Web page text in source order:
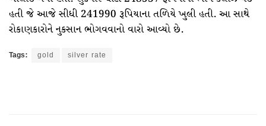
હતી જે આજે સીધી 241990 રૂપિયાના તળિયે ખુલી હતી. આ સાથે
રોકાણકારોને નુકસાન ભોગવવાનો વારો આવ્યો છે.
Tags: gold silver rate